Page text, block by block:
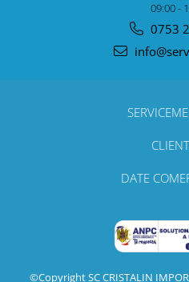
09:00 -
0753
DATE
©Copyright SC CRISTALIN